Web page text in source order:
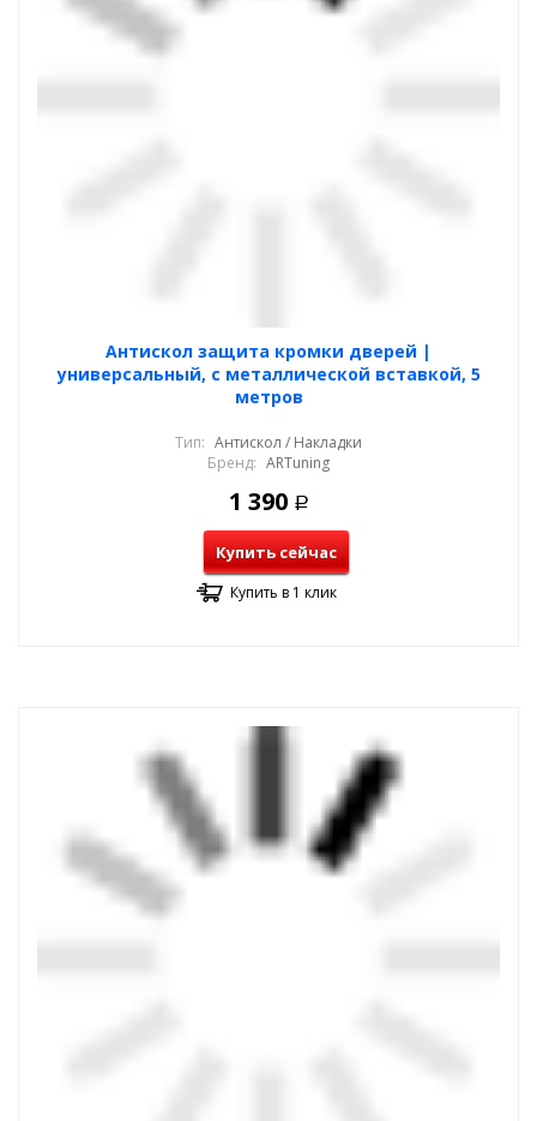
Антискол защита кромки дверей |
универсальный, с металлической вставкой, 5
метров
Тип: Антискол / Накладки
Бренд: ARTuning
1 390 Р
Купить сейчас
Купить в 1 клик